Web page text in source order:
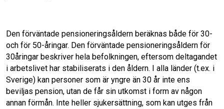
Den förväntade pensioneringsåldern be­räknas både för 30-
och för 50-åringar. Den förväntade pensioneringsåldern för
30­åringar beskriver hela befolkningen, eftersom deltagandet
i arbetslivet har stabiliserats i den åldern. I alla länder (t.ex. i
Sverige) kan per­soner som är yngre än 30 år inte ens
beviljas pension, utan de får sin utkomst i form av någon
annan förmån. Inte heller sjukersätt­ning, som kan utges från